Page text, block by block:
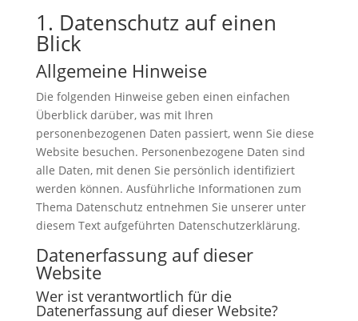
1. Datenschutz auf einen
Blick
Allgemeine Hinweise
Die folgenden Hinweise geben einen einfachen
Überblick darüber, was mit Ihren
personenbezogenen Daten passiert, wenn Sie diese
Website besuchen. Personenbezogene Daten sind
alle Daten, mit denen Sie persönlich identifiziert
werden können. Ausführliche Informationen zum
Thema Datenschutz entnehmen Sie unserer unter
diesem Text aufgeführten Datenschutzerklärung.
Datenerfassung auf dieser
Website
Wer ist verantwortlich für die
Datenerfassung auf dieser Website?